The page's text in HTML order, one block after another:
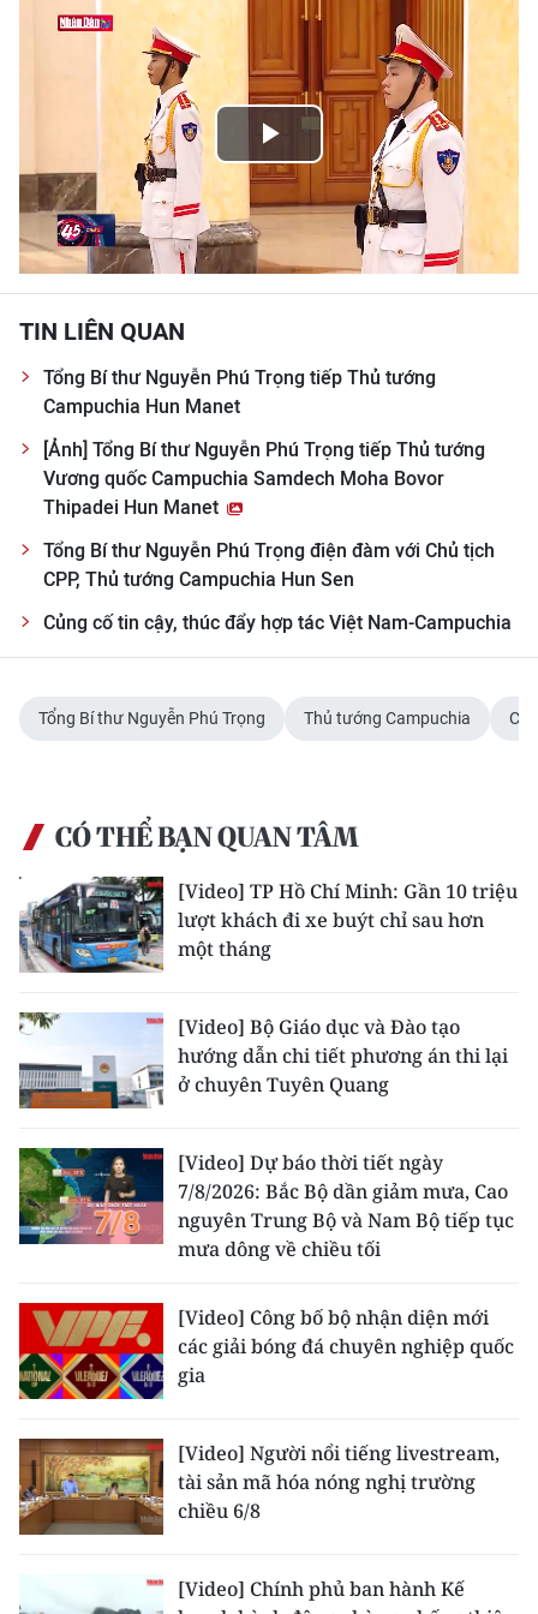
THỂ THAO
KHOA HỌC - CÔNG NGHỆ
MÔI TRƯỜNG
BẠN ĐỌC
KIỂM CHỨNG THÔNG TIN
TRI THỨC CHUYÊN SÂU
54 DÂN TỘC VIỆT NAM
CHƯƠNG TRÌNH OCOP - MỖI XÃ
MỘT SẢN PHẨM
RADIO
MEDIA CENTER
Video
Media Chính trị
Media Kinh tế
Media Văn hóa
Media Xã hội
Media Pháp luật
Media Thế giới
Media Thể thao
Media Giáo dục
Media Y tế
Media Khoa học - Công nghệ
Media Môi trường
Ảnh
Play
Video
TIN LIÊN QUAN
Tổng Bí thư Nguyễn Phú Trọng tiếp Thủ tướng
Campuchia Hun Manet
[Ảnh] Tổng Bí thư Nguyễn Phú Trọng tiếp Thủ tướng
Vương quốc Campuchia Samdech Moha Bovor
Thipadei Hun Manet
Tổng Bí thư Nguyễn Phú Trọng điện đàm với Chủ tịch
CPP, Thủ tướng Campuchia Hun Sen
Củng cố tin cậy, thúc đẩy hợp tác Việt Nam-Campuchia
Tổng Bí thư Nguyễn Phú Trọng Thủ tướng Campuchia
CÓ THỂ BẠN QUAN TÂM
[Video] TP Hồ Chí Minh: Gần 10 triệu
lượt khách đi xe buýt chỉ sau hơn
một tháng
[Video] Bộ Giáo dục và Đào tạo
hướng dẫn chi tiết phương án thi lại
ở chuyên Tuyên Quang
[Video] Dự báo thời tiết ngày
7/8/2026: Bắc Bộ dần giảm mưa, Cao
nguyên Trung Bộ và Nam Bộ tiếp tục
mưa dông về chiều tối
[Video] Công bố bộ nhận diện mới
các giải bóng đá chuyên nghiệp quốc
gia
[Video] Người nổi tiếng livestream,
tài sản mã hóa nóng nghị trường
chiều 6/8
[Video] Chính phủ ban hành Kế